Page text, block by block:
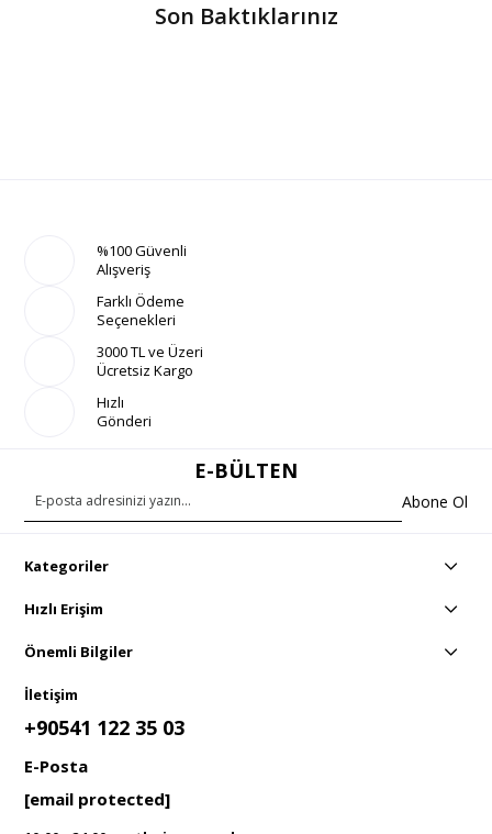
Son Baktıklarınız
%100 Güvenli
Alışveriş
Farklı Ödeme
Seçenekleri
3000 TL ve Üzeri
Ücretsiz Kargo
Hızlı
Gönderi
E-BÜLTEN
Abone Ol
Kategoriler
Hızlı Erişim
Önemli Bilgiler
İletişim
+90541 122 35 03
E-Posta
[email protected]